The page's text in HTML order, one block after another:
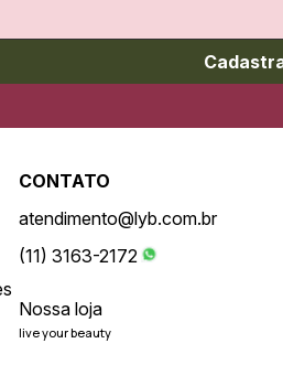
CONTATO
atendimento@lyb.com.br
(11) 3163-2172
Nossa loja
live your beauty